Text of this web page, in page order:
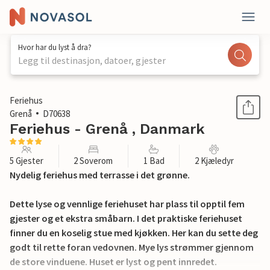
Hvor har du lyst å dra?
Legg til destinasjon, datoer, gjester
1 / 25
Feriehus
Grenå
D70638
Feriehus - Grenå , Danmark
5 Gjester 2 Soverom 1 Bad 2 Kjæledyr
Nydelig feriehus med terrasse i det grønne.
Dette lyse og vennlige feriehuset har plass til opptil fem
gjester og et ekstra småbarn. I det praktiske feriehuset
finner du en koselig stue med kjøkken. Her kan du sette deg
godt til rette foran vedovnen. Mye lys strømmer gjennom
de store vinduene. Huset er lyst og pent innredet.